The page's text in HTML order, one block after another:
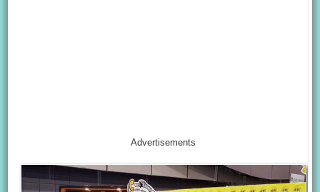
Advertisements